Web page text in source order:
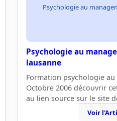
Psychologie au
Psychologie au
lausanne
Formation psychologie
Octobre 2006 découvrir
au lien source sur le site
Voir